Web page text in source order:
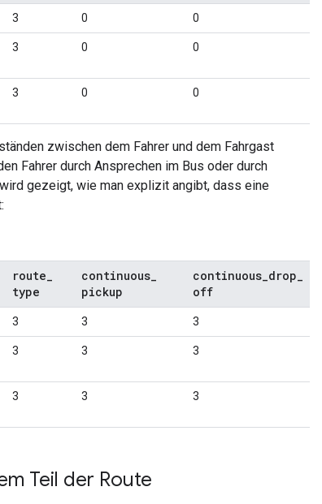
3 0 0
3 0 0
3 0 0
zwischen dem Fahrer und dem Fahrgast
Fahrer durch Ansprechen im Bus oder durch
gezeigt, wie man explizit angibt, dass eine
route
type
continuous
pickup
continuous drop
off
3 3 3
3 3 3
3 3 3
Teil der Route